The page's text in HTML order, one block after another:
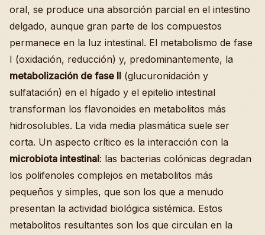
oral, se produce una absorción parcial en el intestino
delgado, aunque gran parte de los compuestos
permanece en la luz intestinal. El metabolismo de fase
I (oxidación, reducción) y, predominantemente, la
metabolización de fase II (glucuronidación y
sulfatación) en el hígado y el epitelio intestinal
transforman los flavonoides en metabolitos más
hidrosolubles. La vida media plasmática suele ser
corta. Un aspecto crítico es la interacción con la
microbiota intestinal: las bacterias colónicas degradan
los polifenoles complejos en metabolitos más
pequeños y simples, que son los que a menudo
presentan la actividad biológica sistémica. Estos
metabolitos resultantes son los que circulan en la